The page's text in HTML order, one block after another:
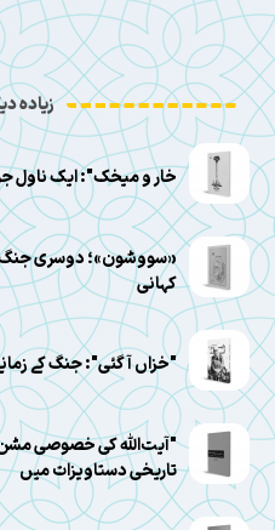
زیادہ
خار و میخک": ایک ناول
«سووشون»؛ دوسری جنگ
کہانی
"خزاں آ گئی": جنگ کے
"آیت‌الله کی خصوصی مشن":
تاریخی دستاویزات میں